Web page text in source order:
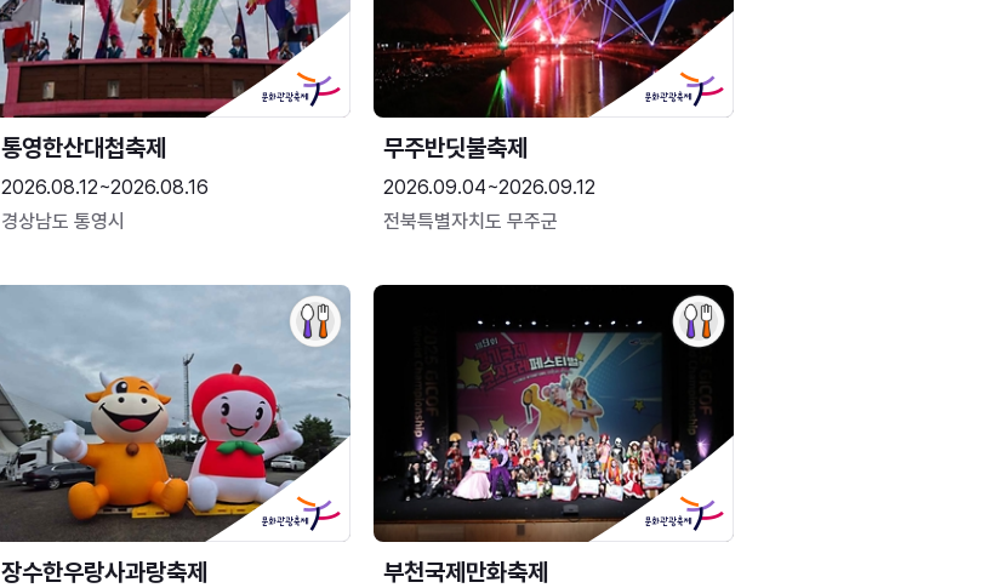
통영한산대첩축제
2026.08.12~2026.08.16
경상남도 통영시
무주반딧불축제
2026.09.04~2026.09.12
전북특별자치도 무주군
장수한우랑사과랑축제 부천국제만화축제